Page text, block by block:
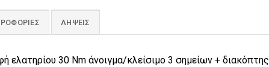
ΛΉΨΕΙΣ
ελατηρίου 30 Nm άνοιγμα/κλείσιμο 3 σημείων + διακόπτης